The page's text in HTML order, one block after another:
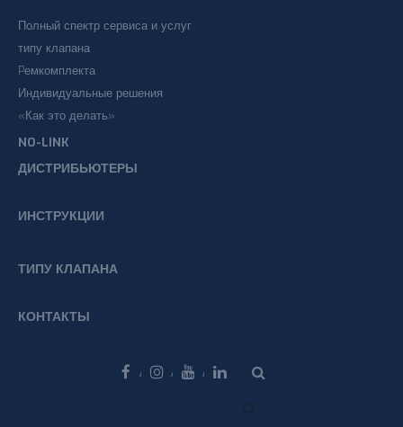
Полный спектр сервиса и услуг
типу клапана
Pемкомплекта
Индивидуальные решения
«Как это делать»
NO-LINK
ДИСТРИБЬЮТЕРЫ
ИНСТРУКЦИИ
ТИПУ КЛАПАНА
КОНТАКТЫ